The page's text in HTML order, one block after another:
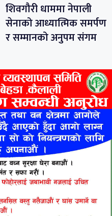
शिवगौरी धाममा नेपाली
सेनाको आध्यात्मिक समर्पण
र सम्मानको अनुपम संगम